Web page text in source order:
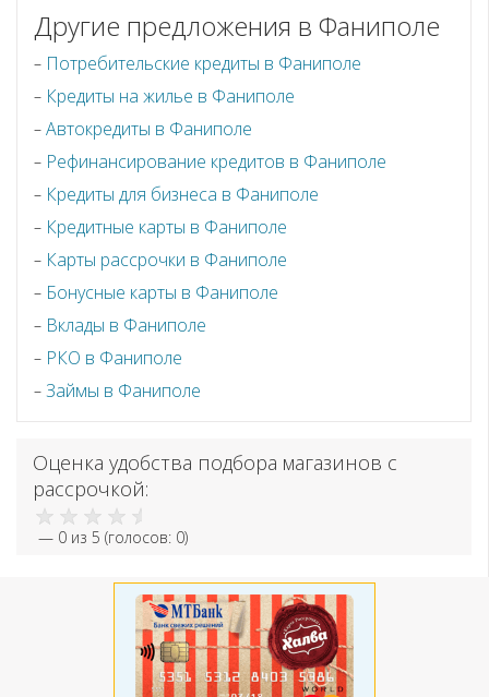
Другие предложения в Фаниполе
Потребительские кредиты в Фаниполе
Кредиты на жилье в Фаниполе
Автокредиты в Фаниполе
Рефинансирование кредитов в Фаниполе
Кредиты для бизнеса в Фаниполе
Кредитные карты в Фаниполе
Карты рассрочки в Фаниполе
Бонусные карты в Фаниполе
Вклады в Фаниполе
РКО в Фаниполе
Займы в Фаниполе
Оценка удобства подбора магазинов с
рассрочкой:
— 0 из 5 (голосов: 0)